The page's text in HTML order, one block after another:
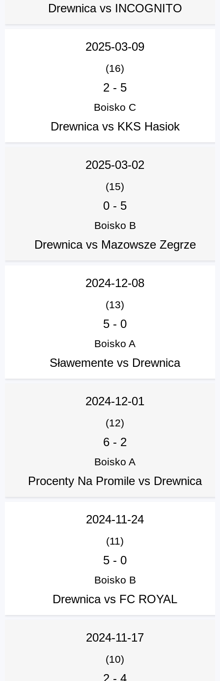
Drewnica vs INCOGNITO
2025-03-09
(16)
2 - 5
Boisko C
Drewnica vs KKS Hasiok
2025-03-02
(15)
0 - 5
Boisko B
Drewnica vs Mazowsze Zegrze
2024-12-08
(13)
5 - 0
Boisko A
Sławemente vs Drewnica
2024-12-01
(12)
6 - 2
Boisko A
Procenty Na Promile vs Drewnica
2024-11-24
(11)
5 - 0
Boisko B
Drewnica vs FC ROYAL
2024-11-17
(10)
2 - 4